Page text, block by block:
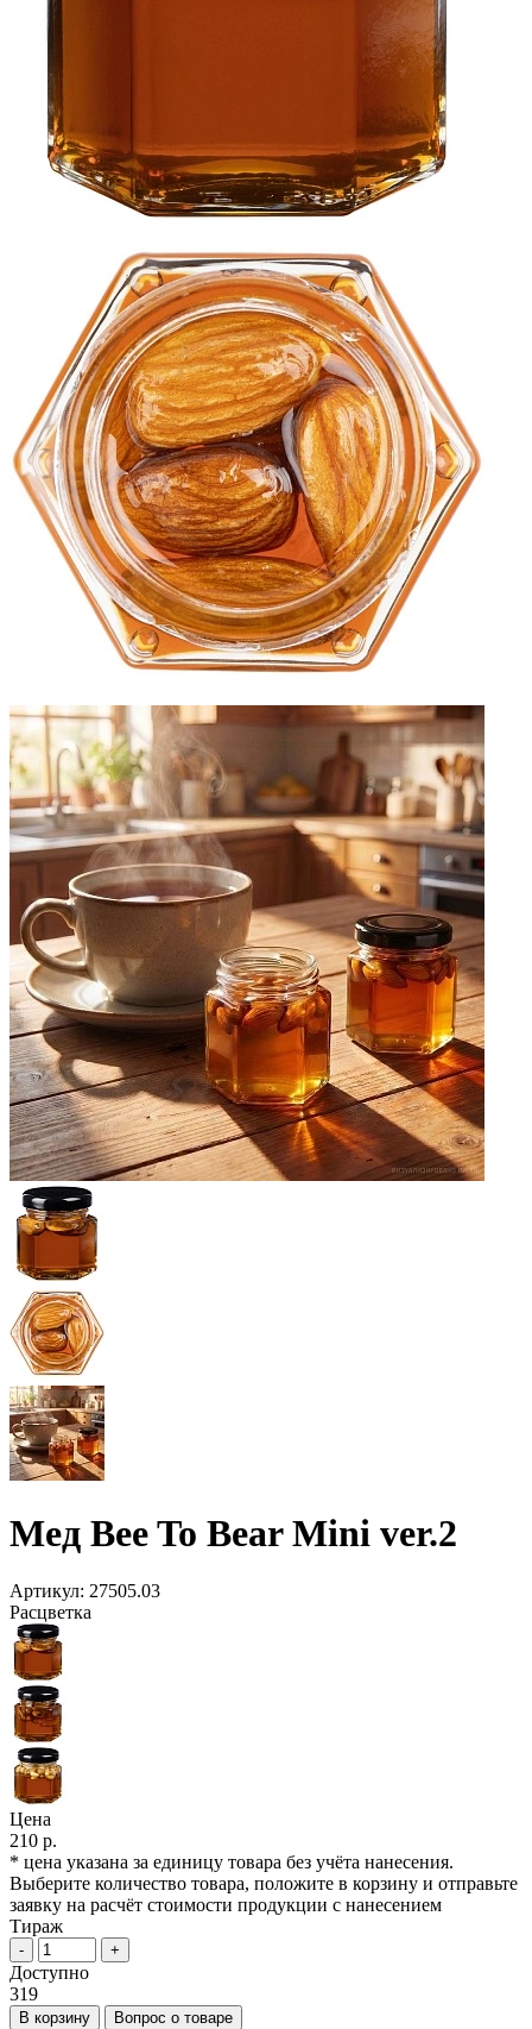
Мед Bee To Bear Mini ver.2
Артикул: 27505.03
Расцветка
Цена
210 р.
* цена указана за единицу товара без учёта нанесения.
Выберите количество товара, положите в корзину и отправьте
заявку на расчёт стоимости продукции с нанесением
Тираж
- +
Доступно
319
В корзину Вопрос о товаре